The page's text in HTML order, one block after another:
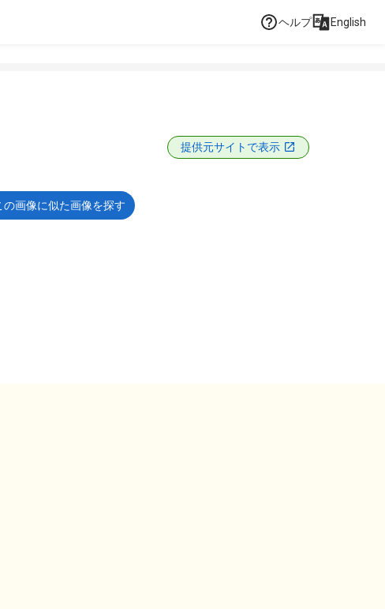
ヘルプ English
提供元サイトで表示
の画像に似た画像を探す